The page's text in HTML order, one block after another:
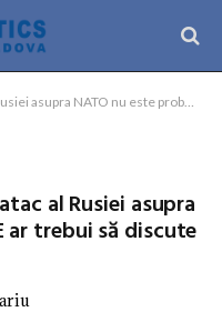
probabil, UE ar trebui să discute cu Moscova
al Rusiei asupra
ar trebui să discute